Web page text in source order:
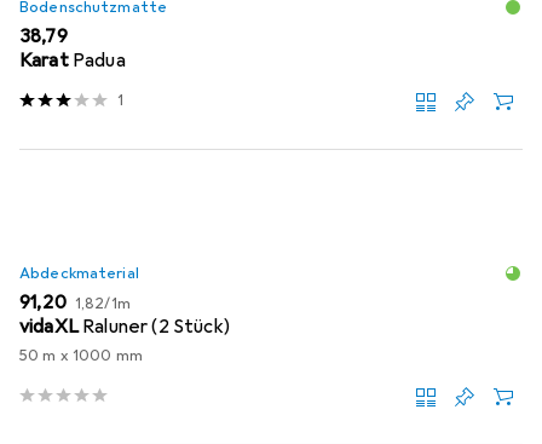
Bodenschutzmatte
EUR
38,79
Karat Padua
1
Abdeckmaterial
EUR
91,20 EUR
1,82/1m
vidaXL Raluner (2 Stück)
50 m x 1000 mm